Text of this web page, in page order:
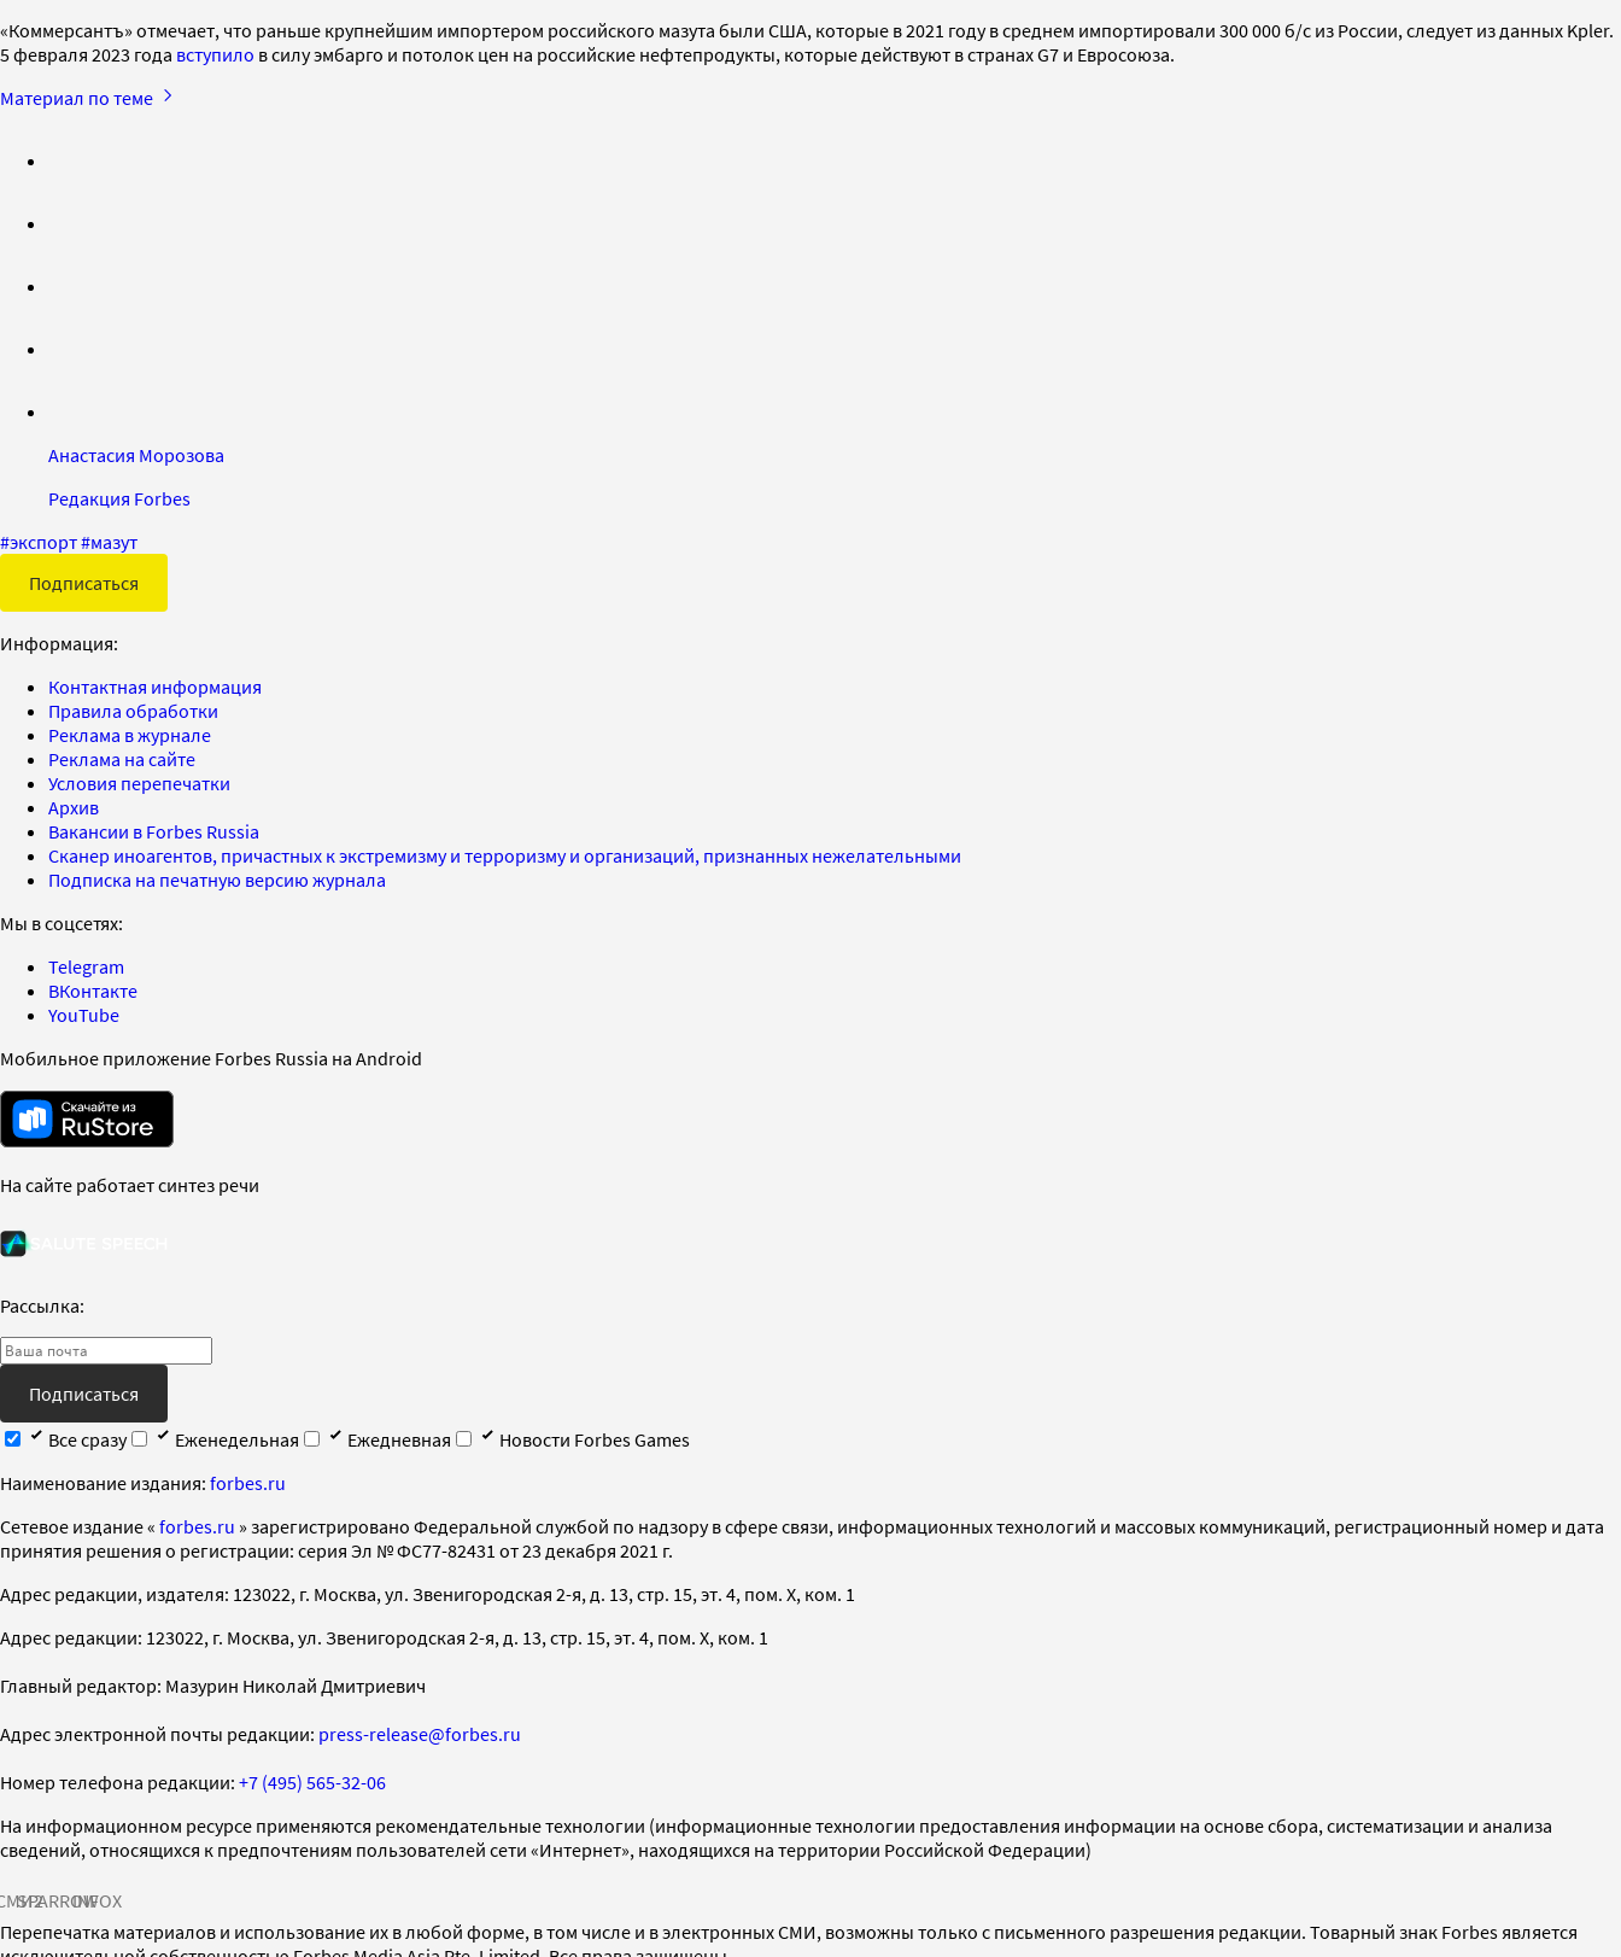
«Коммерсантъ» отмечает, что раньше крупнейшим импортером российского мазута были США, которые в 2021 году в среднем импортировали 300 000 б/с из России, следует из данных Kpler.
5 февраля 2023 года вступило в силу эмбарго и потолок цен на российские нефтепродукты, которые действуют в странах G7 и Евросоюза.
Материал по теме
Анастасия Морозова
Редакция Forbes
#экспорт#мазут
Подписаться
Информация:
Контактная информация
Правила обработки
Реклама в журнале
Реклама на сайте
Условия перепечатки
Архив
Вакансии в Forbes Russia
Сканер иноагентов, причастных к экстремизму и терроризму и организаций, признанных нежелательными
Подписка на печатную версию журнала
Мы в соцсетях:
Telegram
ВКонтакте
YouTube
Мобильное приложение Forbes Russia на Android
На сайте работает синтез речи
Рассылка:
Подписаться
Все сразу
Еженедельная Ежедневная
Новости Forbes Games
Наименование издания: forbes.ru
Cетевое издание « forbes.ru » зарегистрировано Федеральной службой по надзору в сфере связи, информационных технологий и массовых коммуникаций, регистрационный номер и дата
принятия решения о регистрации: серия Эл № ФС77-82431 от 23 декабря 2021 г.
Адрес редакции, издателя: 123022, г. Москва, ул. Звенигородская 2-я, д. 13, стр. 15, эт. 4, пом. X, ком. 1
Адрес редакции: 123022, г. Москва, ул. Звенигородская 2-я, д. 13, стр. 15, эт. 4, пом. X, ком. 1
Главный редактор: Мазурин Николай Дмитриевич
Адрес электронной почты редакции: press-release@forbes.ru
Номер телефона редакции: +7 (495) 565-32-06
На информационном ресурсе применяются рекомендательные технологии (информационные технологии предоставления информации на основе сбора, систематизации и анализа
сведений, относящихся к предпочтениям пользователей сети «Интернет», находящихся на территории Российской Федерации)
SPARROWINFOX
Перепечатка материалов и использование их в любой форме, в том числе и в электронных СМИ, возможны только с письменного разрешения редакции. Товарный знак Forbes является